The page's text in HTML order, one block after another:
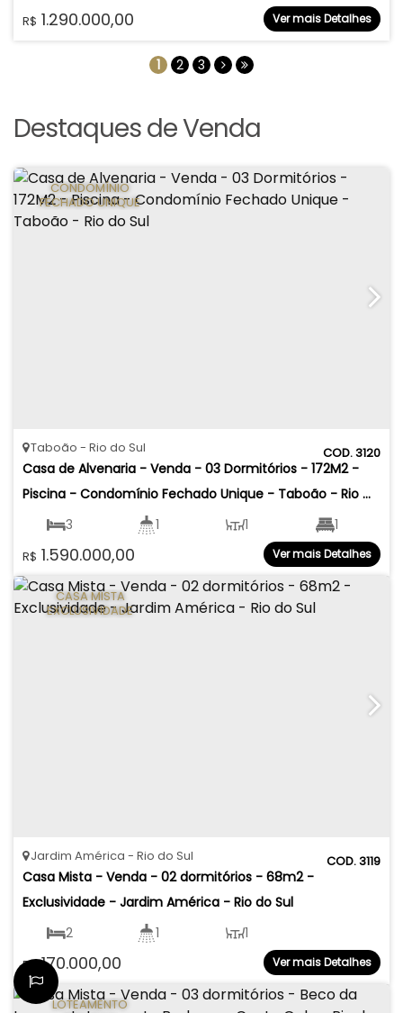
R$ 1.290.000,00
2 317.64m²
Ver mais Detalhes
1 2 3
Destaques de Venda
CONDOMÍNIO
FECHADO UNIQUE
3120
Casa de Alvenaria - Venda - 03 Dormitórios - 172M2 -
Piscina - Condomínio Fechado Unique - Taboão - Rio
do Sul
R$ 1.590.000,00
Taboão Rio do Sul
3 1 1 1
2 172.00m²
415.12m²
Ver mais Detalhes
CASA MISTA
EXCLUSIVIDADE
3119
Casa Mista - Venda - 02 dormitórios - 68m2 -
Exclusividade - Jardim América - Rio do Sul
R$170.000,00
Jardim América Rio do Sul
2 1 1
68.00m² Ver mais Detalhes
LOTEAMENTO